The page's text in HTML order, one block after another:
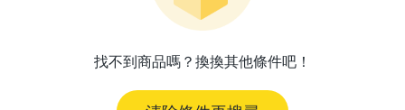
找不到商品嗎？換換其他條件吧！